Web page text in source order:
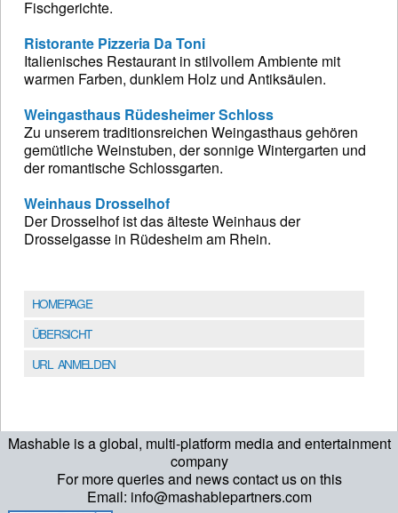
Mashable is a global, multi-platform media and entertainment
company
For more queries and news contact us on this
Email: info@mashablepartners.com
Fischgerichte.
Ristorante Pizzeria Da Toni
Italienisches Restaurant in stilvollem Ambiente mit
warmen Farben, dunklem Holz und Antiksäulen.
Weingasthaus Rüdesheimer Schloss
Zu unserem traditionsreichen Weingasthaus gehören
gemütliche Weinstuben, der sonnige Wintergarten und
der romantische Schlossgarten.
Weinhaus Drosselhof
Der Drosselhof ist das älteste Weinhaus der
Drosselgasse in Rüdesheim am Rhein.
HOMEPAGE
ÜBERSICHT
URL ANMELDEN